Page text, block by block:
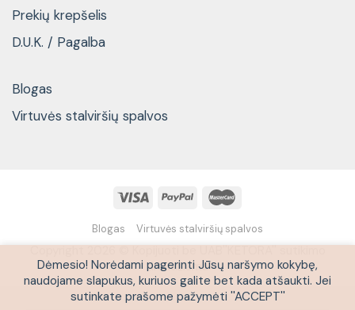
Prekių krepšelis
D.U.K. / Pagalba
Blogas
Virtuvės stalviršių spalvos
Blogas Virtuvės stalviršių spalvos
draudžiama
Dėmesio! Norėdami pagerinti Jūsų naršymo kokybę,
naudojame slapukus, kuriuos galite bet kada atšaukti. Jei
sutinkate prašome pažymėti ''ACCEPT''